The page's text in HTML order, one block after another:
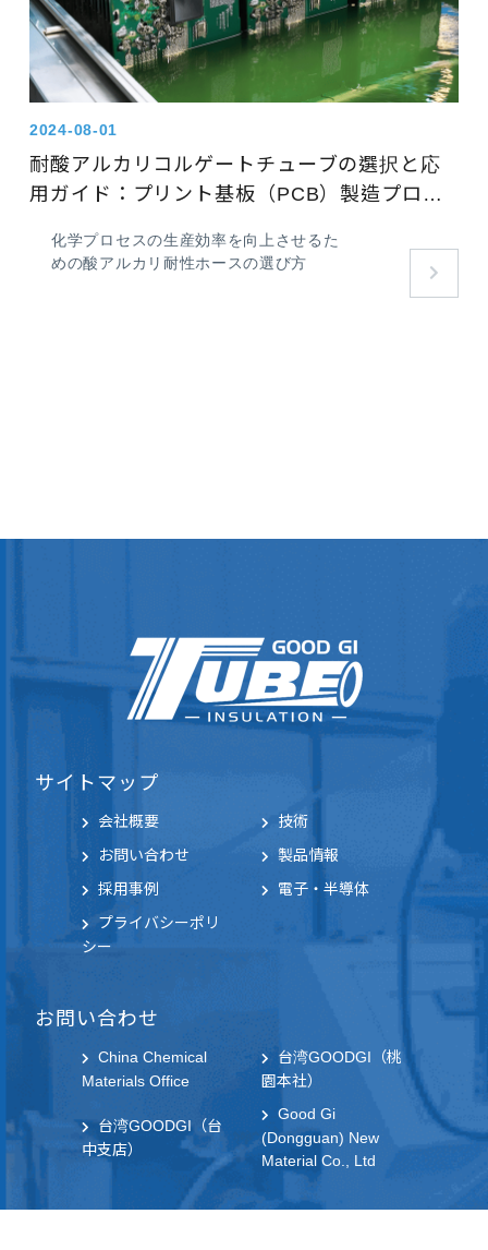
2024-08-01
耐酸アルカリコルゲートチューブの選択と応
用ガイド：プリント基板（PCB）製造プロセ
化学プロセスの生産効率を向上させるた
めの酸アルカリ耐性ホースの選び方
サイトマップ
会社概要
技術
お問い合わせ
製品情報
採用事例
電子・半導体
プライバシーポリ
シー
お問い合わせ
China Chemical
Materials Office
台湾GOODGI（桃
園本社）
台湾GOODGI（台
中支店）
Good Gi
(Dongguan) New
Material Co., Ltd